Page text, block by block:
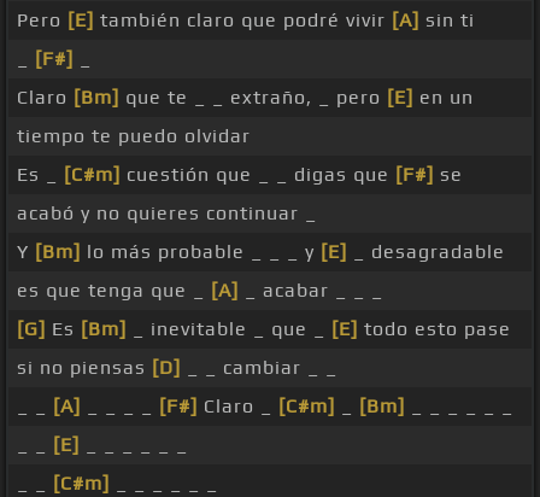
Pero [E] también claro que podré vivir [A] sin ti
[F#]
Claro [Bm] que te _ _ extraño, _ pero [E] en un
tiempo te puedo olvidar
Es _
[C#m] cuestión que _ _ digas que [F#] se
acabó y no quieres continuar _
Y [Bm] lo más probable _ _ _ y [E]
_ desagradable
es que tenga que _
[A]
_ acabar _ _ _
[G] Es [Bm] _ inevitable _ que _ [E] todo esto pase
si no piensas [D]
_ _ cambiar _ _
[A] [F#] Claro _ [C#m] [Bm]
[E]
[C#m]